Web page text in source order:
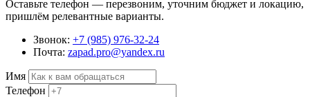
Оставьте телефон — перезвоним, уточним бюджет и локацию,
пришлём релевантные варианты.
Звонок: +7 (985) 976-32-24
Почта: zapad.pro@yandex.ru
Имя
Телефон